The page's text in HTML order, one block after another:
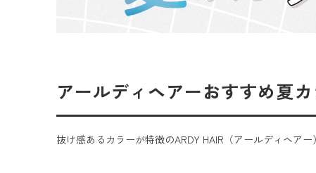
アールディヘアーおすすめ夏
抜け感あるカラーが特徴のARDY HAIR（アールディヘア